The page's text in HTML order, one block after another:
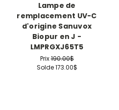
Lampe de
remplacement UV-C
d'origine Sanuvox
Biopur en J -
LMPRGXJ65T5
Prix190.00$
Solde173.00$